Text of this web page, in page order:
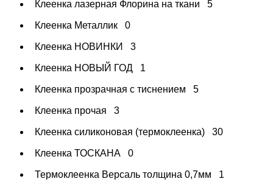
Клеенка лазерная Флорина на ткани 5
Клеенка Металлик 0
Клеенка НОВИНКИ 3
Клеенка НОВЫЙ ГОД 1
Клеенка прозрачная с тиснением 5
Клеенка прочая 3
Клеенка силиконовая (термоклеенка) 30
Клеенка ТОСКАНА 0
Термоклеенка Версаль толщина 0,7мм 1